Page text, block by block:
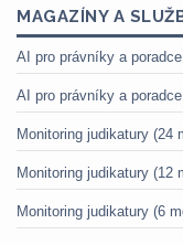
MAGAZÍNY A
AI pro právníky a poradce
AI pro právníky a
Monitoring judikatury (24
Monitoring judikatury (12
Monitoring judikatury (6